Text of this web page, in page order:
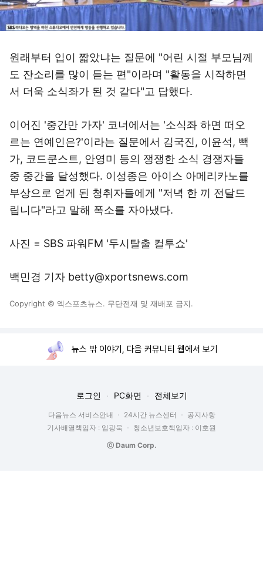
원래부터 입이 짧았냐는 질문에 "어린 시절 부모님께
도 잔소리를 많이 듣는 편"이라며 "활동을 시작하면
서 더욱 소식좌가 된 것 같다"고 답했다.
이어진 '중간만 가자' 코너에서는 '소식좌 하면 떠오
르는 연예인은?'이라는 질문에서 김국진, 이윤석, 빽
가, 코드쿤스트, 안영미 등의 쟁쟁한 소식 경쟁자들
중 중간을 달성했다. 이성종은 아이스 아메리카노를
부상으로 얻게 된 청취자들에게 "저녁 한 끼 전달드
립니다"라고 말해 폭소를 자아냈다.
사진 = SBS 파워FM '두시탈출 컬투쇼'
백민경 기자 betty@xportsnews.com
Copyright © 엑스포츠뉴스. 무단전재 및 재배포 금지.
뉴스 밖 이야기, 다음 커뮤니티 웹에서 보기
로그인 PC화면 전체보기
다음뉴스 서비스안내 24시간 뉴스센터
공지사항
기사배열책임자 : 임광욱
청소년보호책임자 : 이호원
ⓒ Daum Corp.